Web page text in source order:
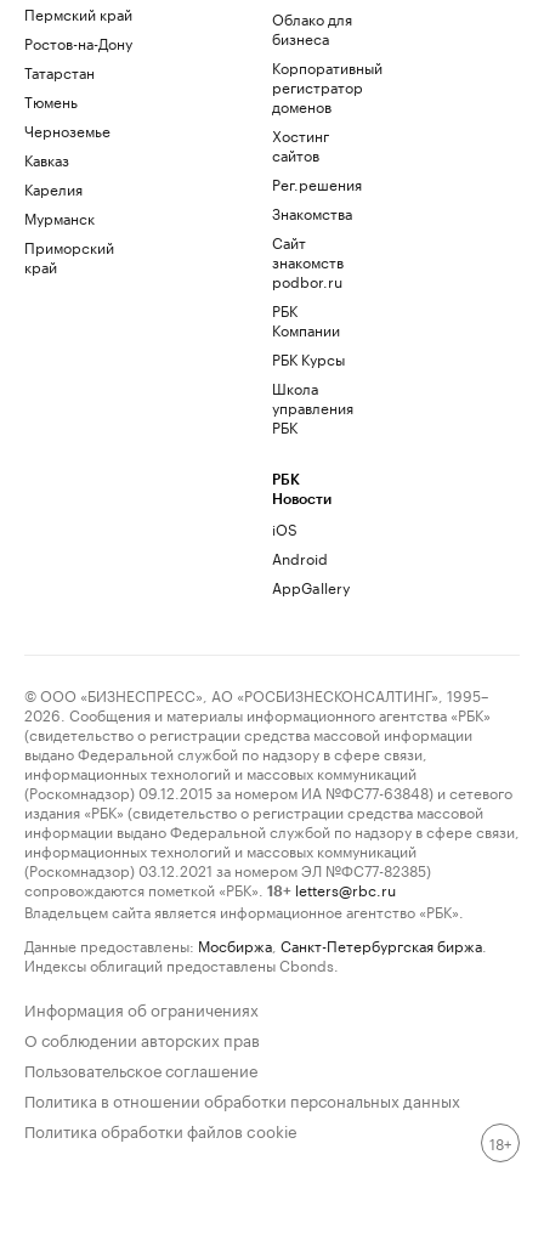
Пермский край
Ростов-на-Дону
Татарстан
Тюмень
Черноземье
Кавказ
Карелия
Мурманск
Приморский
край
Облако для
бизнеса
Корпоративный
регистратор
доменов
Хостинг
сайтов
Рег.решения
Знакомства
Сайт
знакомств
podbor.ru
РБК
Компании
РБК Курсы
Школа
управления
РБК
РБК
Новости
iOS
Android
AppGallery
© ООО «БИЗНЕСПРЕСС», АО «РОСБИЗНЕСКОНСАЛТИНГ», 1995–
2026. Сообщения и материалы информационного агентства «РБК»
(свидетельство о регистрации средства массовой информации
выдано Федеральной службой по надзору в сфере связи,
информационных технологий и массовых коммуникаций
(Роскомнадзор) 09.12.2015 за номером ИА №ФС77-63848) и сетевого
издания «РБК» (свидетельство о регистрации средства массовой
информации выдано Федеральной службой по надзору в сфере связи,
информационных технологий и массовых коммуникаций
(Роскомнадзор) 03.12.2021 за номером ЭЛ №ФС77-82385)
сопровождаются пометкой «РБК».
18+ letters@rbc.ru
Владельцем сайта является информационное агентство «РБК».
Данные предоставлены: Мосбиржа Санкт-Петербургская биржа
Индексы облигаций предоставлены Cbonds.
Информация об ограничениях
О соблюдении авторских прав
Пользовательское соглашение
Политика в отношении обработки персональных данных
Политика обработки файлов cookie
18+